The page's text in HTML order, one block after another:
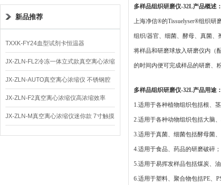
新品推荐
TXXK-FY24血型试剂卡恒温器
JX-ZLN-FL2冷冻一体立式款真空离心浓缩
仪 低温功能
JX-ZLN-AUTO真空离心浓缩仪 不锈钢腔
体
JX-ZLN-F2真空离心浓缩仪高浓缩效率
JX-ZLN-M真空离心浓缩仪迷你款 7寸触摸
屏
多样品组织研磨仪-32L产品概述
上海净信®的Tissuelyser®组织研
组织/器官、细菌、酵母、真菌
将样品和研磨球放入研磨仪内（
的时间内便可完成样品的研磨、
多样品组织研磨仪-32L产品用途
1.适用于各种植物组织包括根、
2.适用于各种动物组织包括大脑
3.适用于真菌、细菌包括酵母菌
4.适用于食品、药品的研磨破碎；
5.适用于易挥发样品包括煤炭、
6.适用于塑料、聚合物包括PE、